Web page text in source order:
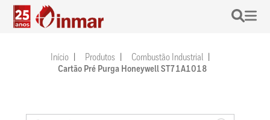
Início Produtos
Combustão Industrial
Cartão Pré Purga Honeywell ST71A1018